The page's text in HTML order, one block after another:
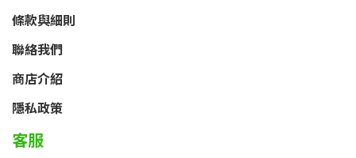
條款與細則
聯絡我們
商店介紹
隱私政策
客服